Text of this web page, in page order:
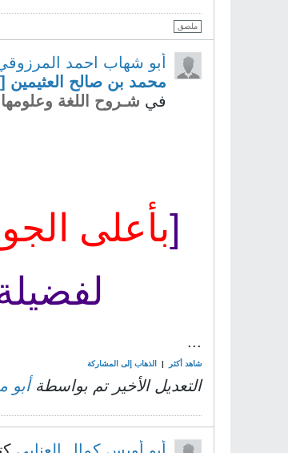
ملصق
أبو شهاب احمد
محمد بن صالح
في شـروح اللغة وعلومها
[بأعلى
...
شاهد أكثر | الذهاب إلى المشاركة
التعديل الأخير تم بواسطةأبو